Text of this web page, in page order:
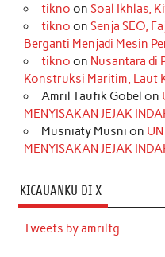
tikno on Soal Ikhlas,
tikno on Senja SEO,
Berganti Menjadi Mesin
tikno on Nusantara di
Konstruksi Maritim, Laut
Amril Taufik Gobel on
MENYISAKAN JEJAK
Musniaty Musni on
MENYISAKAN JEJAK
KICAUANKU DI X
Tweets by amriltg